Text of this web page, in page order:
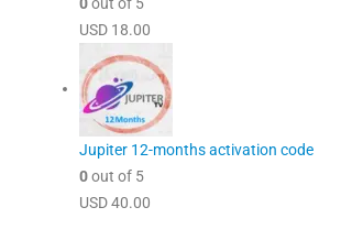
USD 18.00
Jupiter 12-months activation code
0out of 5
USD40.00